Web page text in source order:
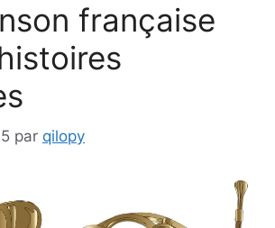
française
par qilopy